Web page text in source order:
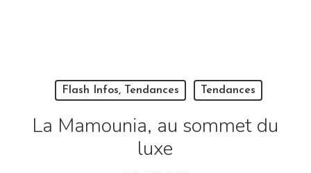
Flash Infos, Tendances Tendances
La Mamounia, au sommet du
luxe